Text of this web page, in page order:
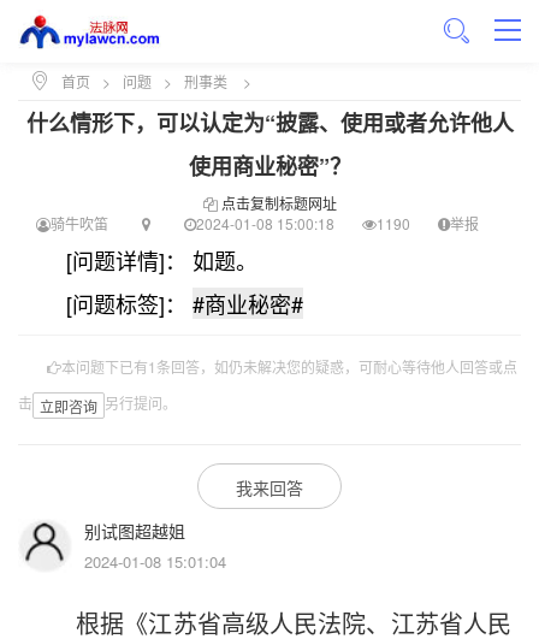
首页 > 问题 > 刑事类 >
什么情形下，可以认定为“披露、使用或者允许他人
使用商业秘密”？
点击复制标题网址
骑牛吹笛
2024-01-08 15:00:18 1190 举报
[问题详情]： 如题。
[问题标签]： #商业秘密#
本问题下已有1条回答，如仍未解决您的疑惑，可耐心等待他人回答或点
击 立即咨询 另行提问。
我来回答
别试图超越姐
2024-01-08 15:01:04
根据《江苏省高级人民法院、江苏省人民